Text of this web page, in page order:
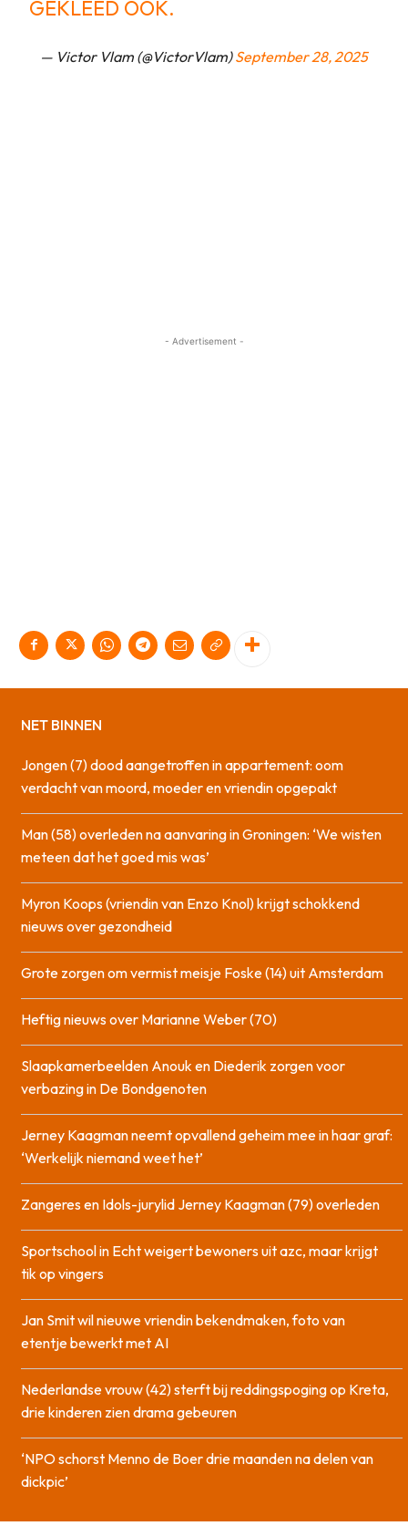
GEKLEED OOK.
— Victor Vlam (@VictorVlam)September 28, 2025
- Advertisement -
NET BINNEN
Jongen (7) dood aangetroffen in appartement: oom
verdacht van moord, moeder en vriendin opgepakt
Man (58) overleden na aanvaring in Groningen: ‘We wisten
meteen dat het goed mis was’
Myron Koops (vriendin van Enzo Knol) krijgt schokkend
nieuws over gezondheid
Grote zorgen om vermist meisje Foske (14) uit Amsterdam
Heftig nieuws over Marianne Weber (70)
Slaapkamerbeelden Anouk en Diederik zorgen voor
verbazing in De Bondgenoten
Jerney Kaagman neemt opvallend geheim mee in haar graf:
‘Werkelijk niemand weet het’
Zangeres en Idols-jurylid Jerney Kaagman (79) overleden
Sportschool in Echt weigert bewoners uit azc, maar krijgt
tik op vingers
Jan Smit wil nieuwe vriendin bekendmaken, foto van
etentje bewerkt met AI
Nederlandse vrouw (42) sterft bij reddingspoging op Kreta,
drie kinderen zien drama gebeuren
‘NPO schorst Menno de Boer drie maanden na delen van
dickpic’